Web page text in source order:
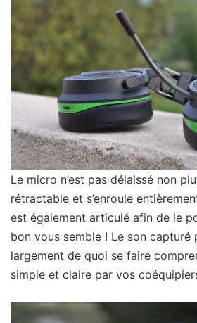
Le micro n’est pas délaissé non
rétractable et s’enroule
est également articulé afin de le
bon vous semble ! Le son capturé
largement de quoi se faire
simple et claire par vos